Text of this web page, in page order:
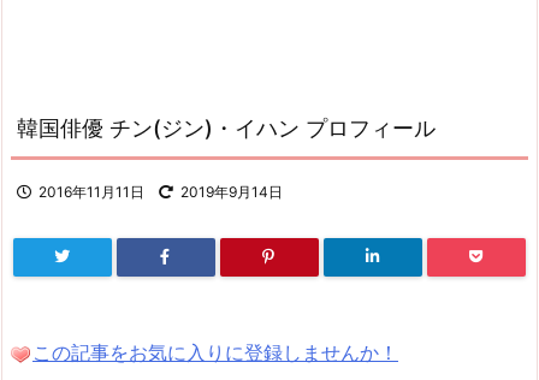
韓国俳優 チン(ジン)・イハン プロフィール
2016年11月11日 2019年9月14日
この記事をお気に入りに登録しませんか！